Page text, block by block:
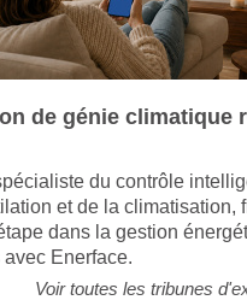
de génie climatique
du contrôle
et de la climatisation,
dans la gestion
avec Enerface.
Voir toutes les tribunes